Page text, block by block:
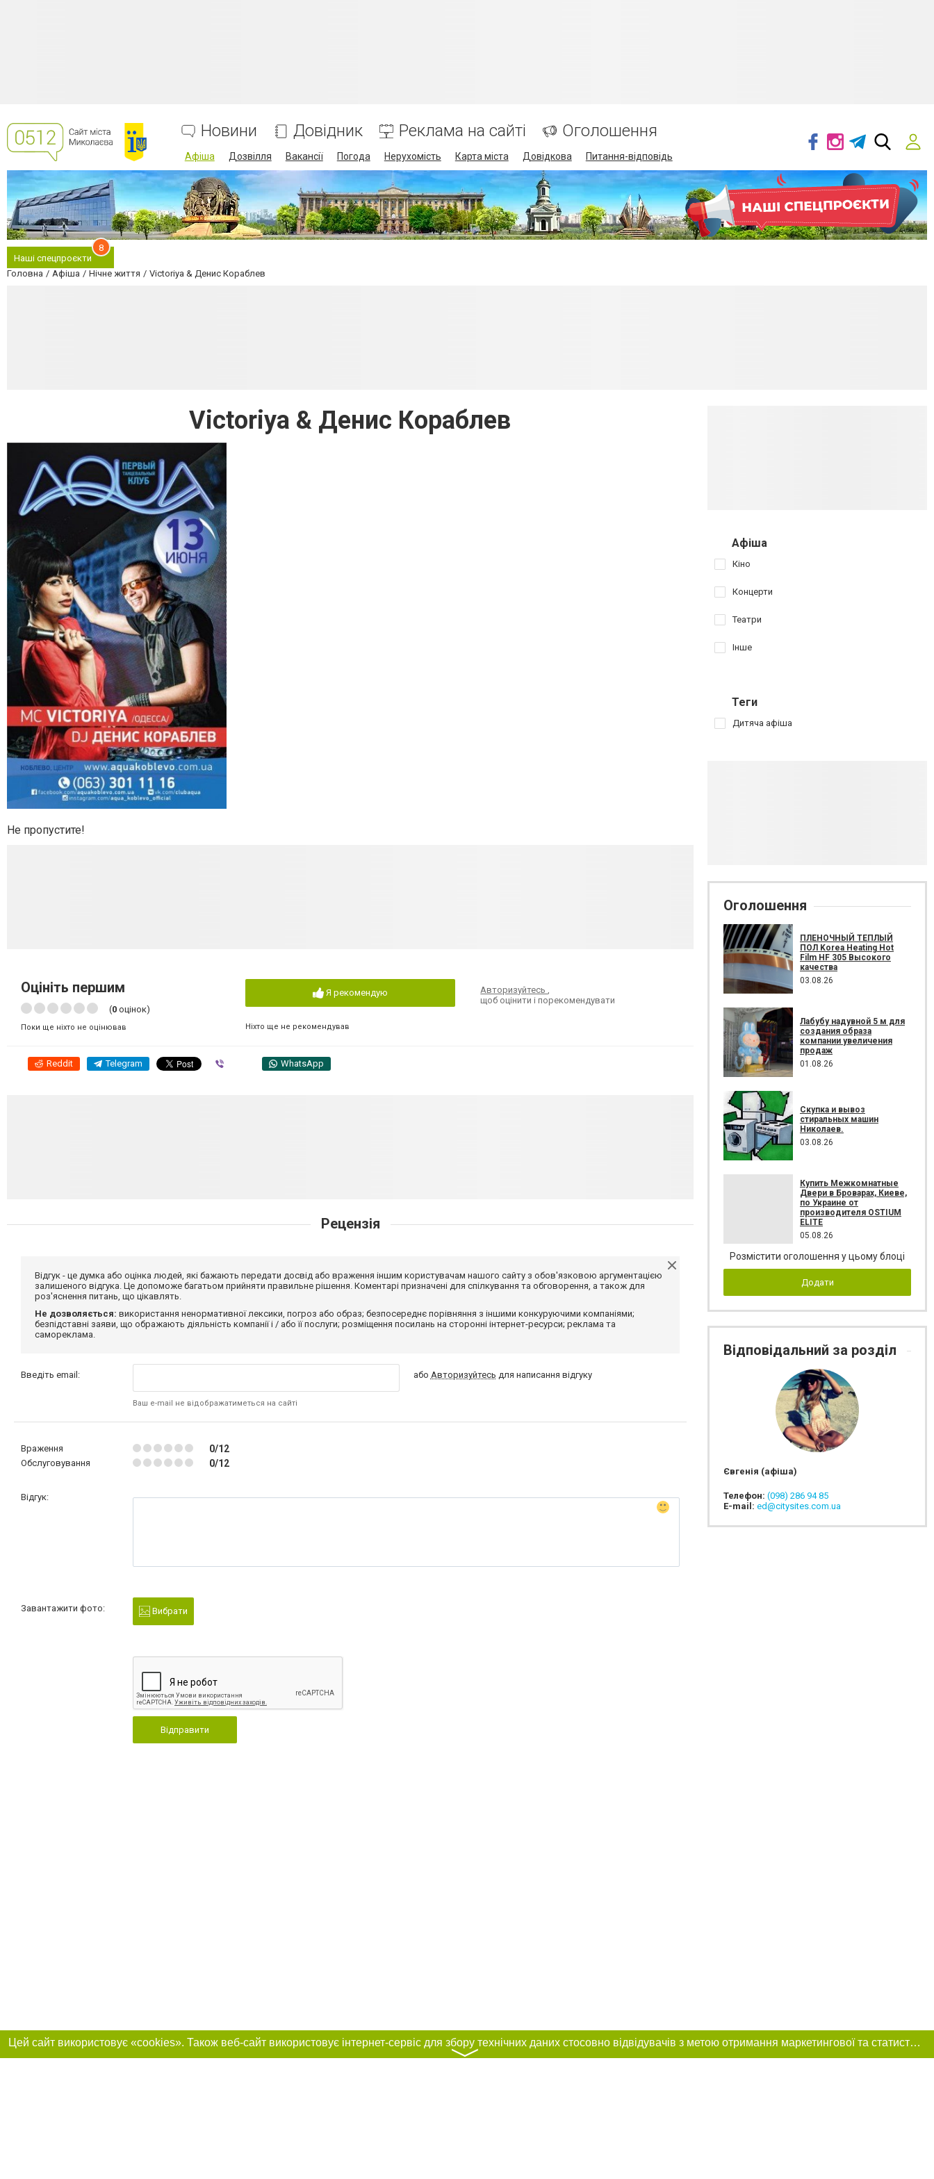
Новини Довідник Реклама на сайті Оголошення
Афіша Дозвілля Вакансії Погода Нерухомість Карта міста Довідкова Питання-відповідь
Наші спецпроєкти
8
Головна Афіша Нічне життя Victoriya & Денис Кораблев
Victoriya & Денис Кораблев
Не пропустите!
Оцініть першим
(0 оцінок)
Поки ще ніхто не оцінював
Я рекомендую
Ніхто ще не рекомендував
Авторизуйтесь
щоб оцінити і порекомендувати
Reddit Telegram WhatsApp
Рецензія
Відгук - це думка або оцінка людей, які бажають передати досвід або враження іншим користувачам нашого сайту з обов'язковою аргументацією
залишеного відгука. Це допоможе багатьом прийняти правильне рішення. Коментарі призначені для спілкування та обговорення, а також для
роз'яснення питань, що цікавлять.
Не дозволяється: використання ненормативної лексики, погроз або образ; безпосереднє порівняння з іншими конкуруючими компаніями;
безпідставні заяви, що ображають діяльність компанії і / або її послуги; розміщення посилань на сторонні інтернет-ресурси; реклама та
самореклама.
Введіть email:
Ваш e-mail не відображатиметься на сайті
або Авторизуйтесь для написання відгуку
Враження 0/12
Обслуговування 0/12
Відгук:
Завантажити фото: Вибрати
Відправити
Афіша
Кіно
Концерти
Театри
Інше
Теги
Дитяча афіша
Оголошення
ПЛЕНОЧНЫЙ ТЕПЛЫЙ
ПОЛ Korea Heating Hot
Film HF 305 Высокого
качества
03.08.26
Лабубу надувной 5 м для
создания образа
компании увеличения
продаж
01.08.26
Скупка и вывоз
стиральных машин
Николаев.
03.08.26
Купить Межкомнатные
Двери в Броварах, Киеве,
по Украине от
производителя OSTIUM
ELITE
05.08.26
Розмістити оголошення у цьому блоці
Додати
Відповідальний за розділ
Євгенія (афіша)
Телефон: (098) 286 94 85
E-mail: ed@citysites.com.ua
Цей сайт використовує «cookies». Також веб-сайт використовує інтернет-сервіс для збору технічних даних стосовно відвідувачів з метою отримання маркетингової та статистичної інформації. Умови обробки даних відвідувачів сайту див.
〉